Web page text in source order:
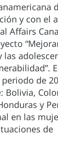
y con el
Affairs
las
de
Bolivia,
y
en las
de